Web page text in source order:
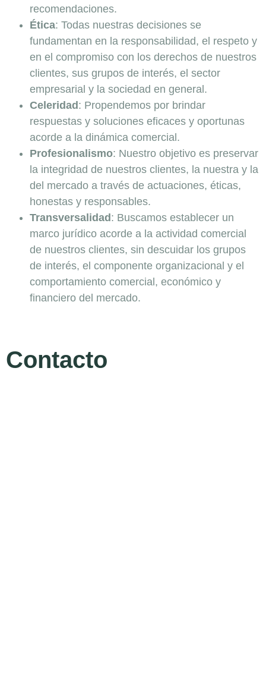
recomendaciones.
Ética: Todas nuestras decisiones se
fundamentan en la responsabilidad, el respeto y
en el compromiso con los derechos de nuestros
clientes, sus grupos de interés, el sector
empresarial y la sociedad en general.
Celeridad : Propendemos por brindar
respuestas y soluciones eficaces y oportunas
acorde a la dinámica comercial.
Profesionalismo: Nuestro objetivo es preservar
la integridad de nuestros clientes, la nuestra y la
del mercado a través de actuaciones, éticas,
honestas y responsables.
Transversalidad : Buscamos establecer un
marco jurídico acorde a la actividad comercial
de nuestros clientes, sin descuidar los grupos
de interés, el componente organizacional y el
comportamiento comercial, económico y
financiero del mercado.
Contacto